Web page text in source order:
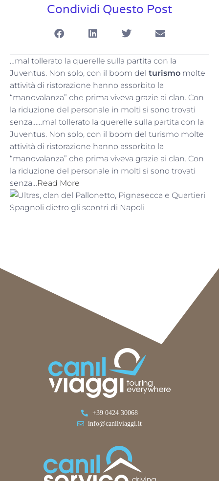
Condividi Questo Post
…mal tollerato la querelle sulla partita con la
Juventus. Non solo, con il boom del turismo molte
attività di ristorazione hanno assorbito la
“manovalanza” che prima viveva grazie ai clan. Con
la riduzione del personale in molti si sono trovati
senza……mal tollerato la querelle sulla partita con la
Juventus. Non solo, con il boom del turismo molte
attività di ristorazione hanno assorbito la
“manovalanza” che prima viveva grazie ai clan. Con
la riduzione del personale in molti si sono trovati
senza…Read More
+39 0424 30068
info@canilviaggi.it